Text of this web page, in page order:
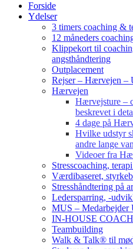
Forside
Ydelser
3 timers coaching &
12 måneders
Klippekort til
angsthåndtering
Outplacement
Rejser – Hærvejen –
Hærvejen
Hærvejsture –
beskrevet i
4 dage på
Hvilke udstyr
andre lange
Videoer fra
Stresscoaching,
Værdibaseret,
Stresshåndtering på
Ledersparring, -
MUS – Medarbejder
IN-HOUSE
Teambuilding
Walk & Talk® til